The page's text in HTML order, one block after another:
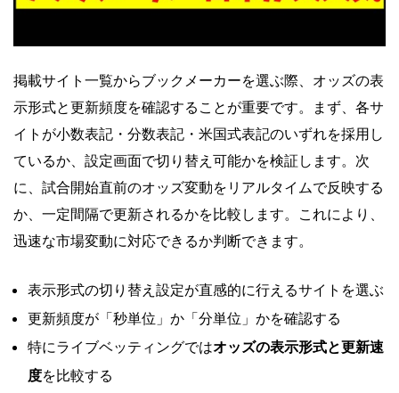
掲載サイト一覧からブックメーカーを選ぶ際、オッズの表
示形式と更新頻度を確認することが重要です。まず、各サ
イトが小数表記・分数表記・米国式表記のいずれを採用し
ているか、設定画面で切り替え可能かを検証します。次
に、試合開始直前のオッズ変動をリアルタイムで反映する
か、一定間隔で更新されるかを比較します。これにより、
迅速な市場変動に対応できるか判断できます。
表示形式の切り替え設定が直感的に行えるサイトを選ぶ
更新頻度が「秒単位」か「分単位」かを確認する
特にライブベッティングではオッズの表示形式と更新速
度を比較する